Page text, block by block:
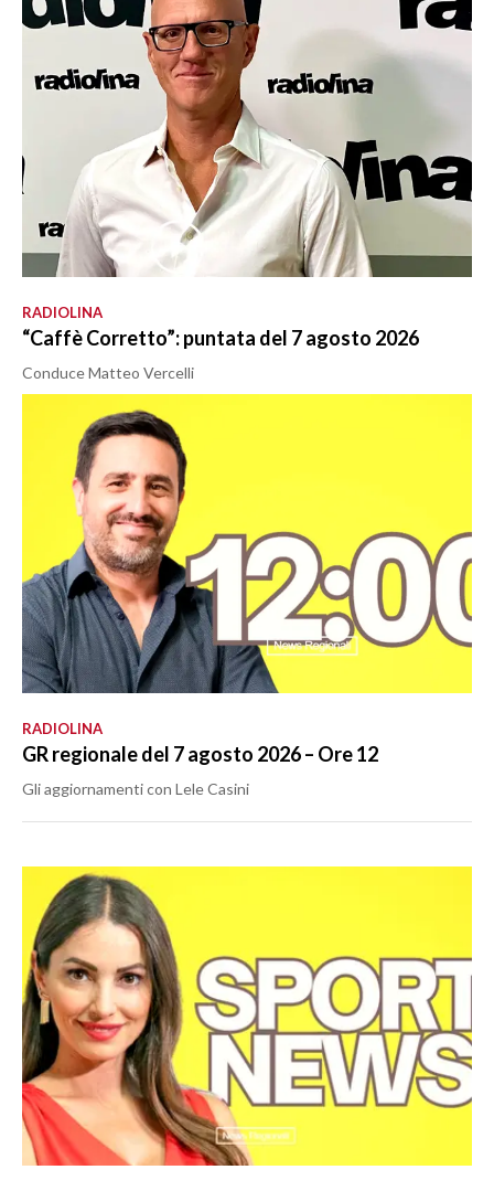
RADIOLINA
“Caffè Corretto”: puntata del 7 agosto 2026
Conduce Matteo Vercelli
RADIOLINA
GR regionale del 7 agosto 2026 – Ore 12
Gli aggiornamenti con Lele Casini